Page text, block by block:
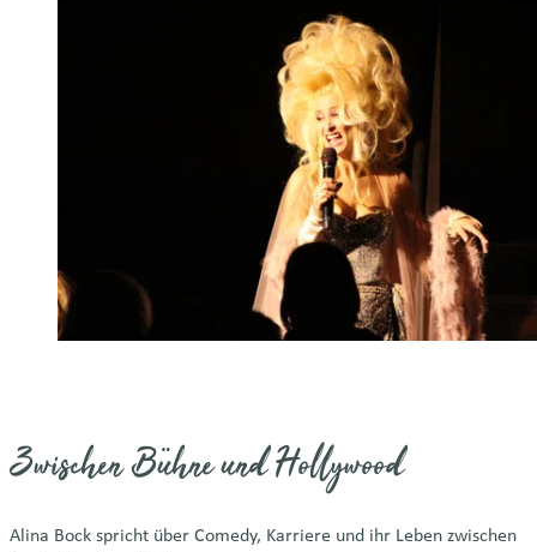
Zwischen Bühne und Hollywood
Alina Bock spricht über Comedy, Karriere und ihr Leben zwischen